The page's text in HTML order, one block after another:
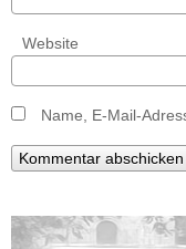
Website
Name, E-Mail-